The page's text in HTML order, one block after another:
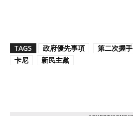
TAGS 政府優先事項 第二次握手
卡尼
新民主黨